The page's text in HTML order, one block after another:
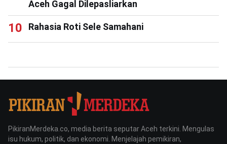
Aceh Gagal Dilepasliarkan
Rahasia Roti Sele Samahani
PikiranMerdeka.co, media berita seputar Aceh terkini. Mengulas
isu hukum, politik, dan ekonomi. Menjelajah pemikiran,